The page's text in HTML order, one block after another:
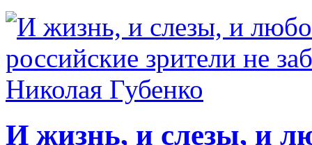
И жизнь, и слезы, и